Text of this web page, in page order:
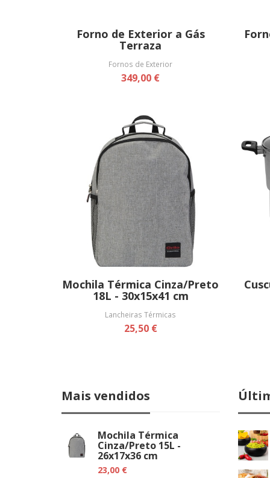
Forno de Exterior a Gás
Terraza
Fornos de Exterior
349,00 €
Mochila Térmica Cinza/Preto
18L - 30x15x41 cm
Lancheiras Térmicas
25,50 €
Mais vendidos
Mochila Térmica
Cinza/Preto 15L -
26x17x36 cm
23,00 €